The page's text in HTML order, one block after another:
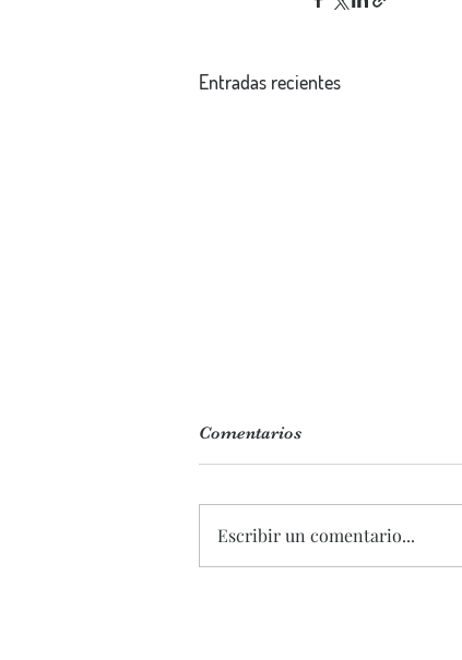
Entradas recientes
REFRESCA TU RUTINA
Comentarios
Escribir un comentario...